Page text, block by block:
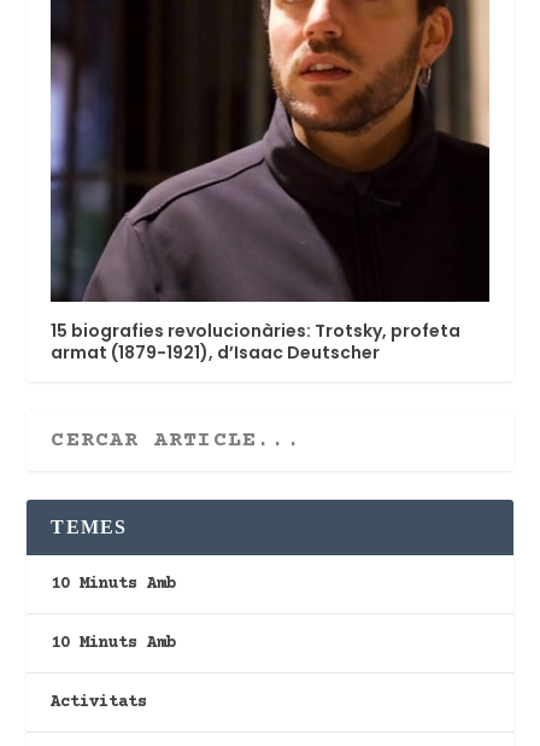
15 biografies revolucionàries: Trotsky, profeta
armat (1879-1921), d’Isaac Deutscher
TEMES
10 Minuts Amb
10 Minuts Amb
Activitats